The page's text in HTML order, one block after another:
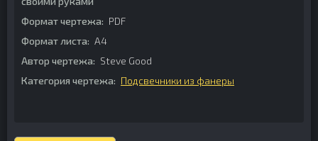
Формат чертежа: PDF
Формат листа: А4
Автор чертежа: Steve Good
Категория чертежа: Подсвечники из фанеры